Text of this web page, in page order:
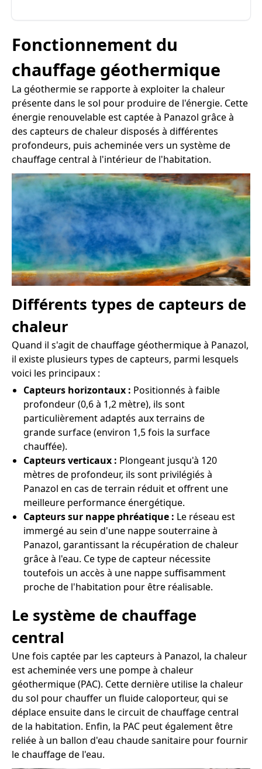
Fonctionnement du
chauffage géothermique
La géothermie se rapporte à exploiter la chaleur
présente dans le sol pour produire de l'énergie. Cette
énergie renouvelable est captée à Panazol grâce à
des capteurs de chaleur disposés à différentes
profondeurs, puis acheminée vers un système de
chauffage central à l'intérieur de l'habitation.
Différents types de capteurs de
chaleur
Quand il s'agit de chauffage géothermique à Panazol,
il existe plusieurs types de capteurs, parmi lesquels
voici les principaux :
Capteurs horizontaux : Positionnés à faible
profondeur (0,6 à 1,2 mètre), ils sont
particulièrement adaptés aux terrains de
grande surface (environ 1,5 fois la surface
chauffée).
Capteurs verticaux : Plongeant jusqu'à 120
mètres de profondeur, ils sont privilégiés à
Panazol en cas de terrain réduit et offrent une
meilleure performance énergétique.
Capteurs sur nappe phréatique : Le réseau est
immergé au sein d'une nappe souterraine à
Panazol, garantissant la récupération de chaleur
grâce à l'eau. Ce type de capteur nécessite
toutefois un accès à une nappe suffisamment
proche de l'habitation pour être réalisable.
Le système de chauffage
central
Une fois captée par les capteurs à Panazol, la chaleur
est acheminée vers une pompe à chaleur
géothermique (PAC). Cette dernière utilise la chaleur
du sol pour chauffer un fluide caloporteur, qui se
déplace ensuite dans le circuit de chauffage central
de la habitation. Enfin, la PAC peut également être
reliée à un ballon d'eau chaude sanitaire pour fournir
le chauffage de l'eau.